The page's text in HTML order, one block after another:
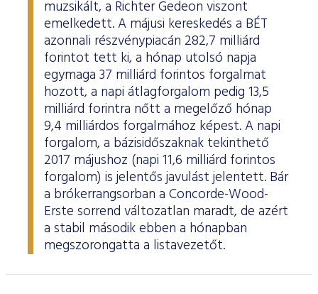
muzsikált, a Richter Gedeon viszont
emelkedett. A májusi kereskedés a BÉT
azonnali részvénypiacán 282,7 milliárd
forintot tett ki, a hónap utolsó napja
egymaga 37 milliárd forintos forgalmat
hozott, a napi átlagforgalom pedig 13,5
milliárd forintra nőtt a megelőző hónap
9,4 milliárdos forgalmához képest. A napi
forgalom, a bázisidőszaknak tekinthető
2017 májushoz (napi 11,6 milliárd forintos
forgalom) is jelentős javulást jelentett. Bár
a brókerrangsorban a Concorde-Wood-
Erste sorrend változatlan maradt, de azért
a stabil második ebben a hónapban
megszorongatta a listavezetőt.